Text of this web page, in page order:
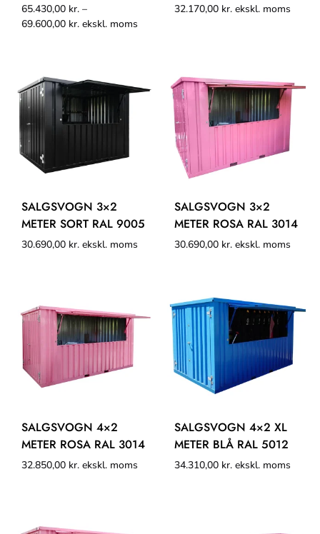
65.430,00 kr. –
69.600,00 kr. ekskl. moms
32.170,00 kr. ekskl. moms
SALGSVOGN 3×2
METER SORT RAL 9005
30.690,00 kr. ekskl. moms
SALGSVOGN 3×2
METER ROSA RAL 3014
30.690,00 kr. ekskl. moms
SALGSVOGN 4×2
METER ROSA RAL 3014
32.850,00 kr. ekskl. moms
SALGSVOGN 4×2 XL
METER BLÅ RAL 5012
34.310,00 kr. ekskl. moms